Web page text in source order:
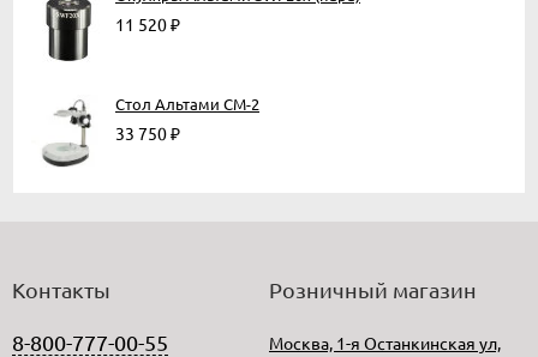
11 520₽
Стол Альтами СМ-2
33 750₽
Контакты
8-800-777-00-55
Розничный магазин
Москва, 1-я Останкинская ул,